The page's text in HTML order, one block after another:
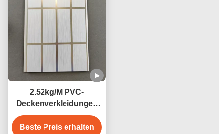
2.52kg/M PVC-
Deckenverkleidungen
mit
Quadrat/verborgener/V-
Beste Preis erhalten